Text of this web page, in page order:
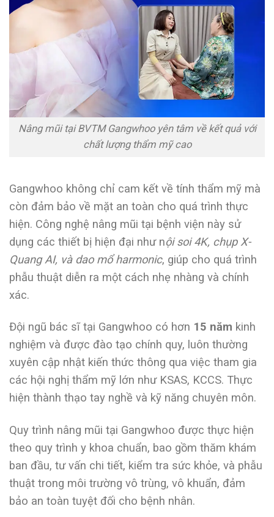
Nâng mũi tại BVTM Gangwhoo yên tâm về kết quả với
chất lượng thẩm mỹ cao
Gangwhoo không chỉ cam kết về tính thẩm mỹ mà
còn đảm bảo về mặt an toàn cho quá trình thực
hiện. Công nghệ nâng mũi tại bệnh viện này sử
dụng các thiết bị hiện đại như nội soi 4K, chụp X-
Quang AI, và dao mổ harmonic, giúp cho quá trình
phẫu thuật diễn ra một cách nhẹ nhàng và chính
xác.
Đội ngũ bác sĩ tại Gangwhoo có hơn 15 năm kinh
nghiệm và được đào tạo chính quy, luôn thường
xuyên cập nhật kiến thức thông qua việc tham gia
các hội nghị thẩm mỹ lớn như KSAS, KCCS. Thực
hiện thành thạo tay nghề và kỹ năng chuyên môn.
Quy trình nâng mũi tại Gangwhoo được thực hiện
theo quy trình y khoa chuẩn, bao gồm thăm khám
ban đầu, tư vấn chi tiết, kiểm tra sức khỏe, và phẫu
thuật trong môi trường vô trùng, vô khuẩn, đảm
bảo an toàn tuyệt đối cho bệnh nhân.